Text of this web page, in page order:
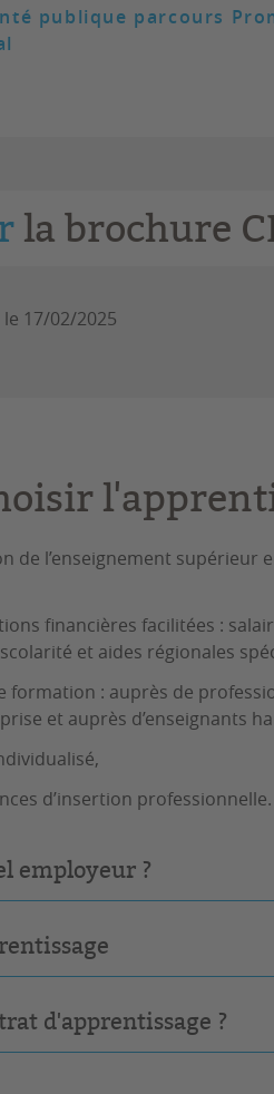
publique parcours
la brochure
le 17/02/2025
de l’enseignement
financières facilitées :
et aides régionales
formation : auprès de
et auprès d’enseignants
d’insertion professionnelle.
employeur ?
d'apprentissage ?